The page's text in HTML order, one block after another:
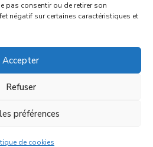
pas consentir ou de retirer son
négatif sur certaines caractéristiques et
Accepter
Refuser
préférences
de cookies
MENTIONS LÉGALES